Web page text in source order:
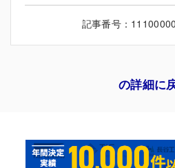
記事番号：
の詳細に